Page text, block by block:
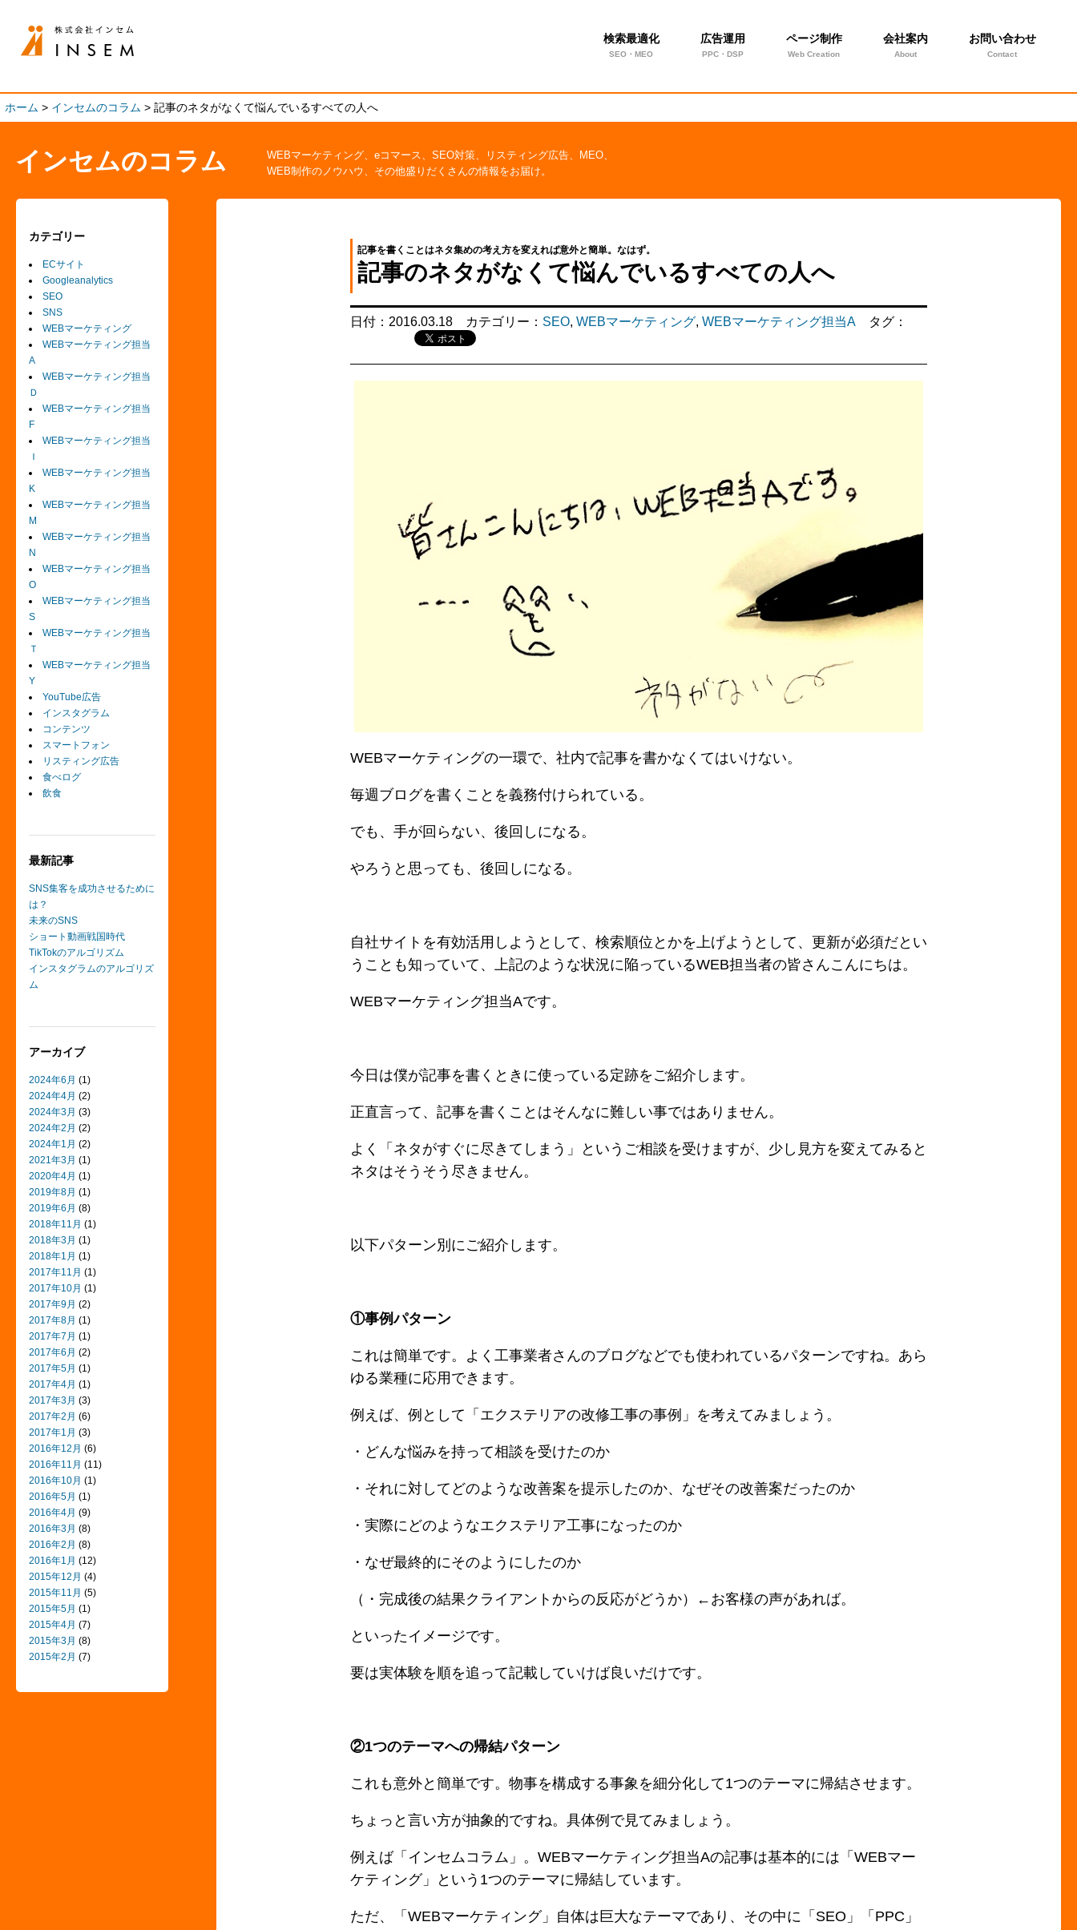
検索最適化
SEO・MEO
広告運用
PPC・DSP
ページ制作
Web Creation
会社案内
About
お問い合わせ
Contact
ホーム > インセムのコラム > 記事のネタがなくて悩んでいるすべての人へ
インセムのコラム
WEBマーケティング、eコマース、SEO対策、リスティング広告、MEO、
WEB制作のノウハウ、その他盛りだくさんの情報をお届け。
記事を書くことはネタ集めの考え方を変えれば意外と簡単。なはず。
記事のネタがなくて悩んでいるすべての人へ
日付： 2016.03.18 カテゴリー： SEO, WEBマーケティング, WEBマーケティング担当A タグ：
WEBマーケティングの一環で、社内で記事を書かなくてはいけない。
毎週ブログを書くことを義務付けられている。
でも、手が回らない、後回しになる。
やろうと思っても、後回しになる。
自社サイトを有効活用しようとして、検索順位とかを上げようとして、更新が必須だとい
うことも知っていて、上記のような状況に陥っているWEB担当者の皆さんこんにちは。
WEBマーケティング担当Aです。
今日は僕が記事を書くときに使っている定跡をご紹介します。
正直言って、記事を書くことはそんなに難しい事ではありません。
よく「ネタがすぐに尽きてしまう」というご相談を受けますが、少し見方を変えてみると
ネタはそうそう尽きません。
以下パターン別にご紹介します。
①事例パターン
これは簡単です。よく工事業者さんのブログなどでも使われているパターンですね。あら
ゆる業種に応用できます。
例えば、例として「エクステリアの改修工事の事例」を考えてみましょう。
・どんな悩みを持って相談を受けたのか
・それに対してどのような改善案を提示したのか、なぜその改善案だったのか
・実際にどのようなエクステリア工事になったのか
・なぜ最終的にそのようにしたのか
（・完成後の結果クライアントからの反応がどうか）←お客様の声があれば。
といったイメージです。
要は実体験を順を追って記載していけば良いだけです。
②1つのテーマへの帰結パターン
これも意外と簡単です。物事を構成する事象を細分化して1つのテーマに帰結させます。
ちょっと言い方が抽象的ですね。具体例で見てみましょう。
例えば「インセムコラム」。WEBマーケティング担当Aの記事は基本的には「WEBマー
ケティング」という1つのテーマに帰結しています。
ただ、「WEBマーケティング」自体は巨大なテーマであり、その中に「SEO」「PPC」
カテゴリー
ECサイト
Googleanalytics
SEO
SNS
WEBマーケティング
WEBマーケティング担当
A
WEBマーケティング担当
Ｄ
WEBマーケティング担当
F
WEBマーケティング担当
Ｉ
WEBマーケティング担当
K
WEBマーケティング担当
M
WEBマーケティング担当
N
WEBマーケティング担当
O
WEBマーケティング担当
S
WEBマーケティング担当
Ｔ
WEBマーケティング担当
Y
YouTube広告
インスタグラム
コンテンツ
スマートフォン
リスティング広告
食べログ
飲食
最新記事
SNS集客を成功させるために
は？
未来のSNS
ショート動画戦国時代
TikTokのアルゴリズム
インスタグラムのアルゴリズ
ム
アーカイブ
2024年6月 (1)
2024年4月 (2)
2024年3月 (3)
2024年2月 (2)
2024年1月 (2)
2021年3月 (1)
2020年4月 (1)
2019年8月 (1)
2019年6月 (8)
2018年11月 (1)
2018年3月 (1)
2018年1月 (1)
2017年11月 (1)
2017年10月 (1)
2017年9月 (2)
2017年8月 (1)
2017年7月 (1)
2017年6月 (2)
2017年5月 (1)
2017年4月 (1)
2017年3月 (3)
2017年2月 (6)
2017年1月 (3)
2016年12月 (6)
2016年11月 (11)
2016年10月 (1)
2016年5月 (1)
2016年4月 (9)
2016年3月 (8)
2016年2月 (8)
2016年1月 (12)
2015年12月 (4)
2015年11月 (5)
2015年5月 (1)
2015年4月 (7)
2015年3月 (8)
2015年2月 (7)